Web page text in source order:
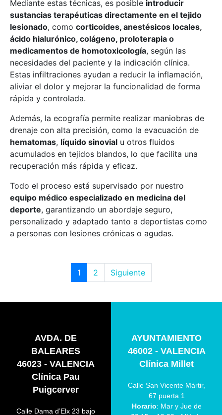
Mediante estas técnicas, es posible introducir
sustancias terapéuticas directamente en el tejido
lesionado, como corticoides, anestésicos locales,
ácido hialurónico, colágeno, proloterapia o
medicamentos de homotoxicología, según las
necesidades del paciente y la indicación clínica.
Estas infiltraciones ayudan a reducir la inflamación,
aliviar el dolor y mejorar la funcionalidad de forma
rápida y controlada.
Además, la ecografía permite realizar maniobras de
drenaje con alta precisión, como la evacuación de
hematomas, líquido sinovial u otros fluidos
acumulados en tejidos blandos, lo que facilita una
recuperación más rápida y eficaz.
Todo el proceso está supervisado por nuestro
equipo médico especializado en medicina del
deporte, garantizando un abordaje seguro,
personalizado y adaptado tanto a deportistas como
a personas con lesiones crónicas o agudas.
1 2 Siguiente
AVDA. DE
BALEARES
46023 - VALENCIA
Clínica Pau
Puigcerver
Calle Dama d’Elx 23 bajo
AYUNTAMIENTO
46002 - VALENCIA
Clínica Millet
Calle San Vicente Mártir,
67 puerta 1
Horario: Mar y Jue de